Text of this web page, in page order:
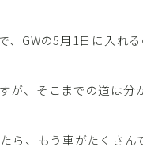
、GWの5月1日に入れ
が、そこまでの道は分
ら、もう車がたくさん